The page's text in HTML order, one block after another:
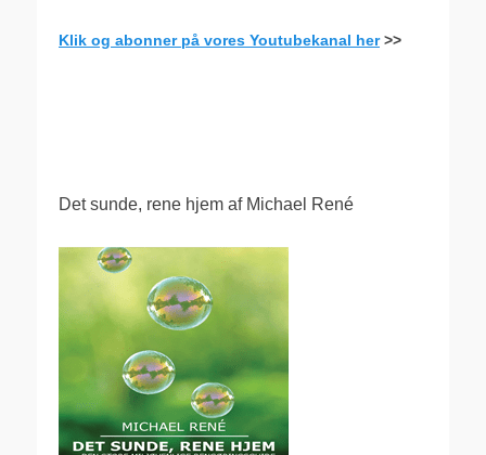
Klik og abonner på vores Youtubekanal her>>
Det sunde, rene hjem af Michael René